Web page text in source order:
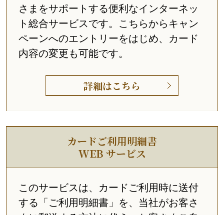
さまをサポートする便利なインターネッ
ト総合サービスです。こちらからキャン
ペーンへのエントリーをはじめ、カード
内容の変更も可能です。
詳細はこちら
カードご利用明細書
WEB サービス
このサービスは、カードご利用時に送付
する「ご利用明細書」を、当社がお客さ